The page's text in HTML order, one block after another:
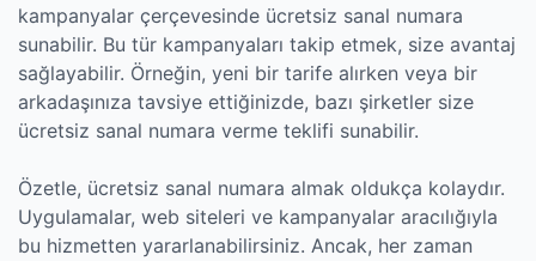
kampanyalar çerçevesinde ücretsiz sanal numara
sunabilir. Bu tür kampanyaları takip etmek, size avantaj
sağlayabilir. Örneğin, yeni bir tarife alırken veya bir
arkadaşınıza tavsiye ettiğinizde, bazı şirketler size
ücretsiz sanal numara verme teklifi sunabilir.
Özetle, ücretsiz sanal numara almak oldukça kolaydır.
Uygulamalar, web siteleri ve kampanyalar aracılığıyla
bu hizmetten yararlanabilirsiniz. Ancak, her zaman